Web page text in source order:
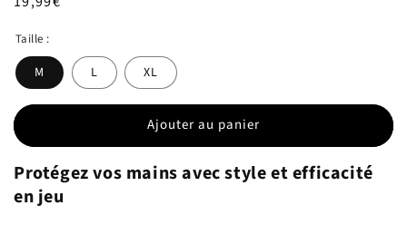
Taille :
M L XL
Ajouter au panier
Protégez vos mains avec style et efficacité
en jeu